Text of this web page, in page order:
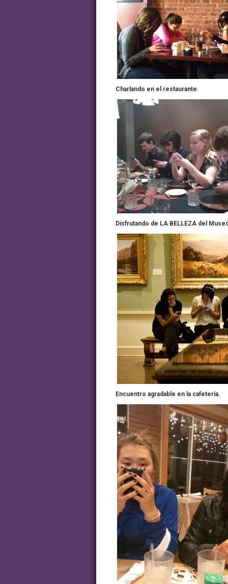
Charlando en el restaurante.
Disfrutando de LA BELLEZA del
Encuentro agradable en la cafetería.